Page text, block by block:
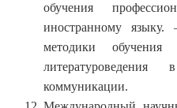
обучения
иностранному
методики
коммуникации.